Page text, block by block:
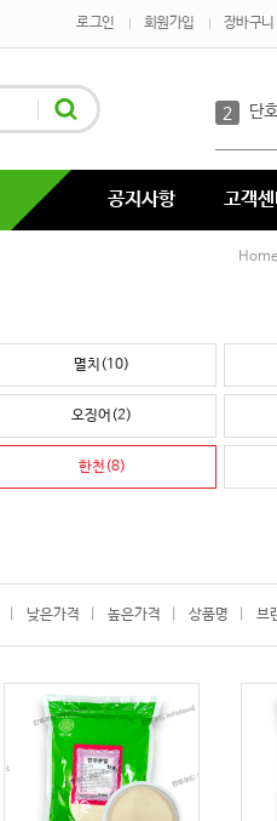
로그인 회원가입 장바구니
1
2 단
녹차
6 호
공지사항 고객센
멸치(10)
오징어(2)
한천(8)
낮은가격 높은가격 상품명 브